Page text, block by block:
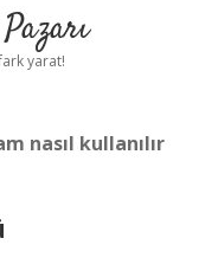
yarat!
nasıl kullanılır